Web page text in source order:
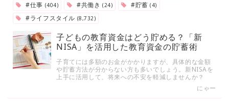
#仕事 (404) #共働き(24) #貯蓄(4)
#ライフスタイル (8,732)
子どもの教育資金はどう貯める？「新
NISA」を活用した教育資金の貯蓄術
子育てには多額のお金がかかりますが、具体的な金額
や貯蓄方法が分からない方も多いでしょう。新NISAを
上手に活用して、将来への不安を軽減しませんか？
にゃー